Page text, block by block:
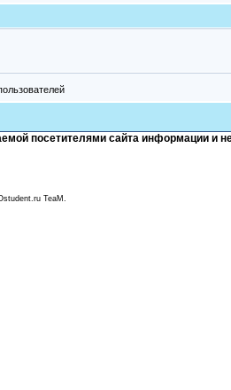
посетителями сайта информации и
TeaM.